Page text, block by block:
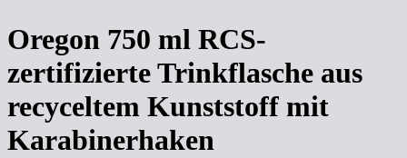
Oregon 750 ml RCS-
zertifizierte Trinkflasche aus
recyceltem Kunststoff mit
Karabinerhaken